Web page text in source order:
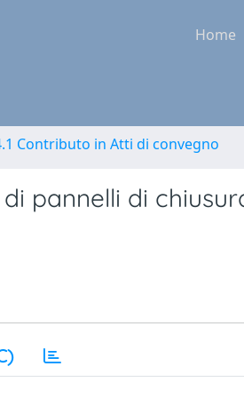
Home
Contributo in Atti di convegno
pannelli di